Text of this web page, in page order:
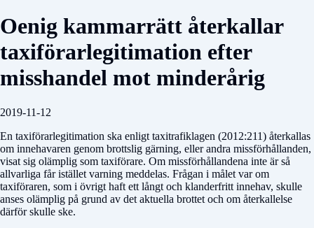
Oenig kammarrätt återkallar
taxiförarlegitimation efter
misshandel mot minderårig
2019-11-12
En taxiförarlegitimation ska enligt taxitrafiklagen (2012:211) återkallas
om innehavaren genom brottslig gärning, eller andra missförhållanden,
visat sig olämplig som taxiförare. Om missförhållandena inte är så
allvarliga får istället varning meddelas. Frågan i målet var om
taxiföraren, som i övrigt haft ett långt och klanderfritt innehav, skulle
anses olämplig på grund av det aktuella brottet och om återkallelse
därför skulle ske.